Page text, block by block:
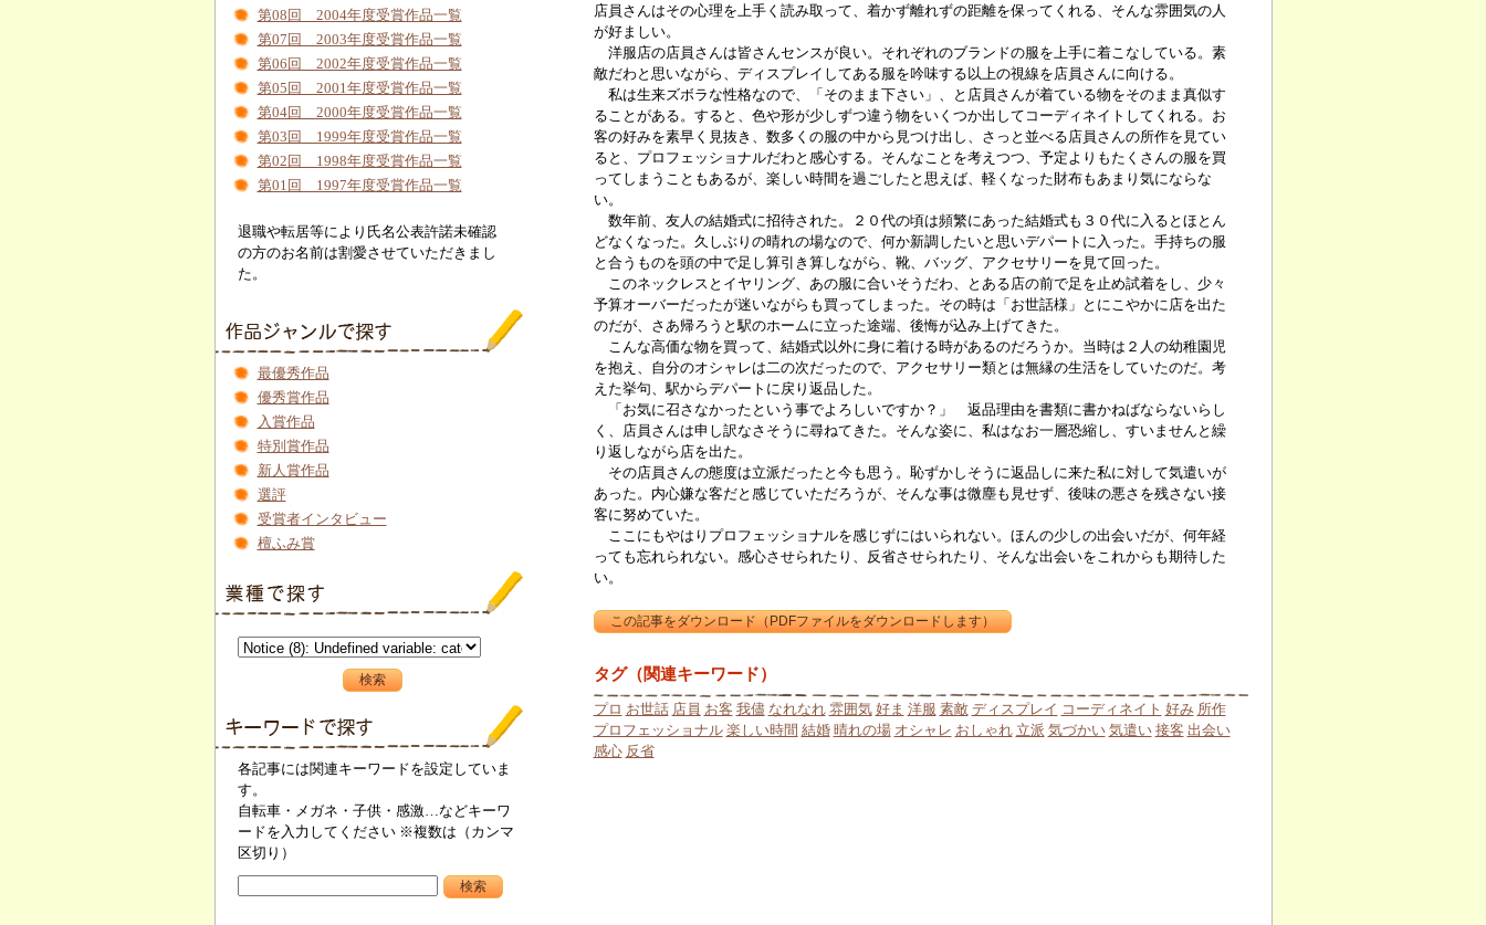
第08回 2004年度受賞作品一覧
第07回 2003年度受賞作品一覧
第06回 2002年度受賞作品一覧
第05回 2001年度受賞作品一覧
第04回 2000年度受賞作品一覧
第03回 1999年度受賞作品一覧
第02回 1998年度受賞作品一覧
第01回 1997年度受賞作品一覧
退職や転居等により氏名公表許諾未確認
の方のお名前は割愛させていただきまし
た。
最優秀作品
優秀賞作品
入賞作品
特別賞作品
新人賞作品
選評
受賞者インタビュー
檀ふみ賞
各記事には関連キーワードを設定していま
す。
自転車・メガネ・子供・感激…などキーワ
ードを入力してください ※複数は（カンマ
区切り）
店員さんはその心理を上手く読み取って、着かず離れずの距離を保ってくれる、そんな雰囲気の人
が好ましい。
洋服店の店員さんは皆さんセンスが良い。それぞれのブランドの服を上手に着こなしている。素
敵だわと思いながら、ディスプレイしてある服を吟味する以上の視線を店員さんに向ける。
私は生来ズボラな性格なので、「そのまま下さい」、と店員さんが着ている物をそのまま真似す
ることがある。すると、色や形が少しずつ違う物をいくつか出してコーディネイトしてくれる。お
客の好みを素早く見抜き、数多くの服の中から見つけ出し、さっと並べる店員さんの所作を見てい
ると、プロフェッショナルだわと感心する。そんなことを考えつつ、予定よりもたくさんの服を買
ってしまうこともあるが、楽しい時間を過ごしたと思えば、軽くなった財布もあまり気にならな
い。
数年前、友人の結婚式に招待された。２０代の頃は頻繁にあった結婚式も３０代に入るとほとん
どなくなった。久しぶりの晴れの場なので、何か新調したいと思いデパートに入った。手持ちの服
と合うものを頭の中で足し算引き算しながら、靴、バッグ、アクセサリーを見て回った。
このネックレスとイヤリング、あの服に合いそうだわ、とある店の前で足を止め試着をし、少々
予算オーバーだったが迷いながらも買ってしまった。その時は「お世話様」とにこやかに店を出た
のだが、さあ帰ろうと駅のホームに立った途端、後悔が込み上げてきた。
こんな高価な物を買って、結婚式以外に身に着ける時があるのだろうか。当時は２人の幼稚園児
を抱え、自分のオシャレは二の次だったので、アクセサリー類とは無縁の生活をしていたのだ。考
えた挙句、駅からデパートに戻り返品した。
「お気に召さなかったという事でよろしいですか？」 返品理由を書類に書かねばならないらし
く、店員さんは申し訳なさそうに尋ねてきた。そんな姿に、私はなお一層恐縮し、すいませんと繰
り返しながら店を出た。
その店員さんの態度は立派だったと今も思う。恥ずかしそうに返品しに来た私に対して気遣いが
あった。内心嫌な客だと感じていただろうが、そんな事は微塵も見せず、後味の悪さを残さない接
客に努めていた。
ここにもやはりプロフェッショナルを感じずにはいられない。ほんの少しの出会いだが、何年経
っても忘れられない。感心させられたり、反省させられたり、そんな出会いをこれからも期待した
い。
タグ（関連キーワード）
プロ お世話 店員 お客 我儘 なれなれ 雰囲気 好ま 洋服 素敵 ディスプレイ コーディネイト 好み 所作
プロフェッショナル 楽しい時間 結婚 晴れの場 オシャレ おしゃれ 立派 気づかい 気遣い 接客 出会い
感心 反省